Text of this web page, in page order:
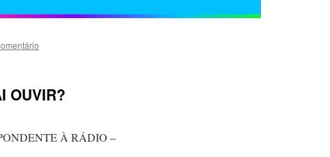
OUVIR?
À RÁDIO –